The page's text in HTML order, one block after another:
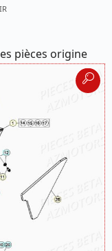
pièces origine